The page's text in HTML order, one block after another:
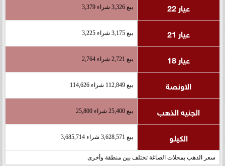
عيار 22 بيع 3,326 شراء 3,379
عيار 21 بيع 3,175 شراء 3,225
عيار 18 بيع 2,721 شراء 2,764
الاونصة بيع 112,849 شراء 114,626
الجنيه الذهب بيع 25,400 شراء 25,800
الكيلو بيع 3,628,571 شراء 3,685,714
سعر الذهب بمحلات الصاغة تختلف بين منطقة وأخرى